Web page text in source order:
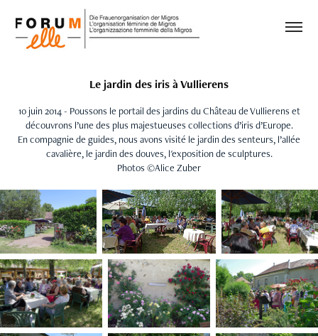
Le jardin des iris à Vullierens
10 juin 2014 - Poussons le portail des jardins du Château de Vullierens et
découvrons l’une des plus majestueuses collections d’iris d’Europe.
En compagnie de guides, nous avons visité le jardin des senteurs, l’allée
cavalière, le jardin des douves, l'exposition de sculptures.